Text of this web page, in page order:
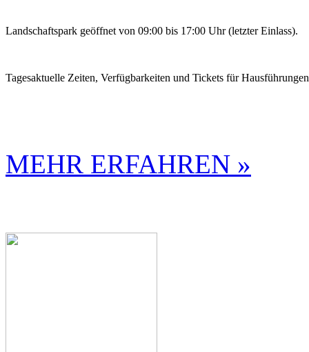
Landschaftspark geöffnet von 09:00 bis 17:00 Uhr (letzter Einlass).
Tagesaktuelle Zeiten, Verfügbarkeiten und Tickets für
MEHR ERFAHREN »